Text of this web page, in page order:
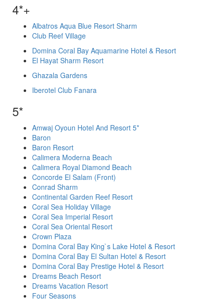
4*+
Albatros Aqua Blue Resort Sharm
Club Reef Village
Domina Coral Bay Aquamarine Hotel & Resort
El Hayat Sharm Resort
Ghazala Gardens
Iberotel Club Fanara
5*
Amwaj Oyoun Hotel And Resort 5*
Baron
Baron Resort
Calimera Moderna Beach
Calimera Royal Diamond Beach
Concorde El Salam (Front)
Conrad Sharm
Continental Garden Reef Resort
Coral Sea Holiday Village
Coral Sea Imperial Resort
Coral Sea Oriental Resort
Crown Plaza
Domina Coral Bay King`s Lake Hotel & Resort
Domina Coral Bay El Sultan Hotel & Resort
Domina Coral Bay Prestige Hotel & Resort
Dreams Beach Resort
Dreams Vacation Resort
Four Seasons